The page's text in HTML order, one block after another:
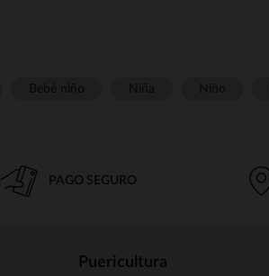
PAGO SEGURO
Puericultura